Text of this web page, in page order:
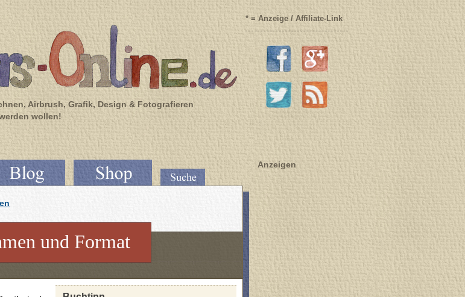
* = Anzeige / Affiliate-Link
Airbrush, Grafik, Design & Fotografieren
wollen!
und Format
Anzeigen